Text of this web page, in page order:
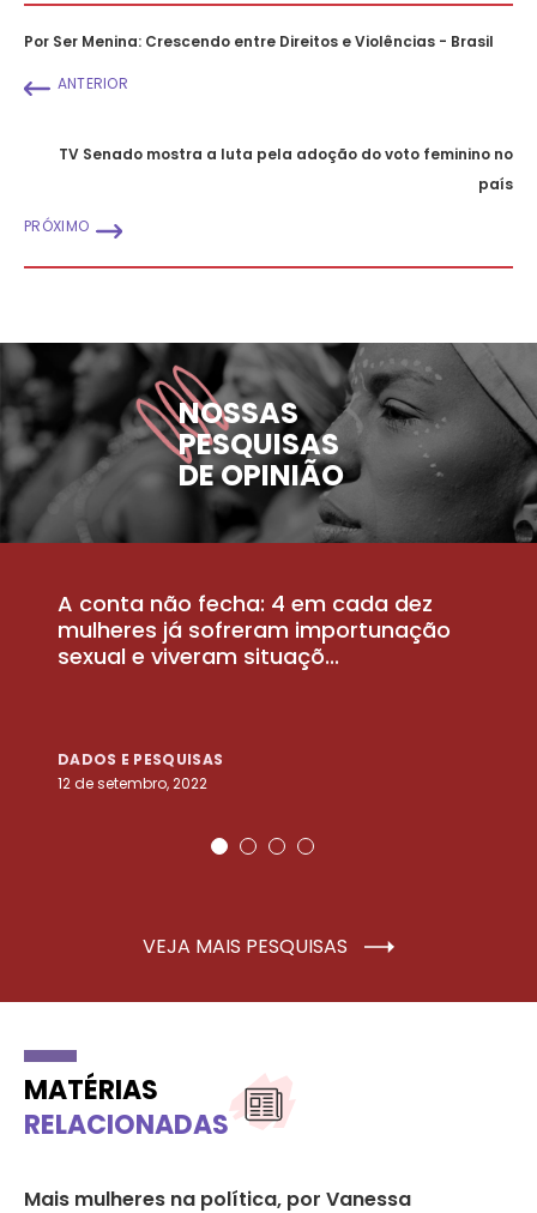
Por Ser Menina: Crescendo entre Direitos e Violências - Brasil
ANTERIOR
TV Senado mostra a luta pela adoção do voto feminino no
país
PRÓXIMO
NOSSAS
PESQUISAS
DE OPINIÃO
A conta não fecha: 4 em cada dez
mulheres já sofreram importunação
sexual e viveram situaçõ...
DADOS E PESQUISAS
12 de setembro, 2022
VEJA MAIS PESQUISAS
MATÉRIAS
RELACIONADAS
Mais mulheres na política, por Vanessa